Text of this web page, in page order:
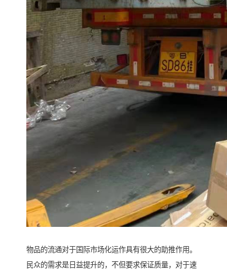
物品的流通对于国际市场化运作具有很大的助推作用。
民众的需求是日益提升的，不但要求保证质量，对于速